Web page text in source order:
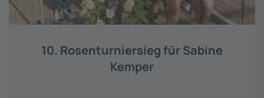
10. Rosenturniersieg für Sabine
Kemper